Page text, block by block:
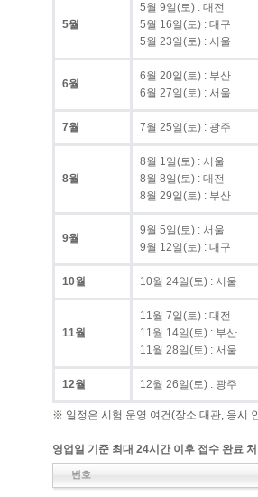
5월
5월 9일(토) : 대전
5월 16일(토) : 대구
5월 23일(토) : 서울
6월
6월 20일(토) : 부산
6월 27일(토) : 서울
7월 7월 25일(토) : 광주
8월
8월 1일(토) : 서울
8월 8일(토) : 대전
8월 29일(토) : 부산
9월
9월 5일(토) : 서울
9월 12일(토) : 대구
10월 10월 24일(토) : 서울
11월
11월 7일(토) : 대전
11월 14일(토) : 부산
11월 28일(토) : 서울
12월 12월 26일(토) : 광주
※ 일정은 시험 운영 여건(장소 대관, 응시
영업일 기준 최대 24시간 이후 접수 완료
번호